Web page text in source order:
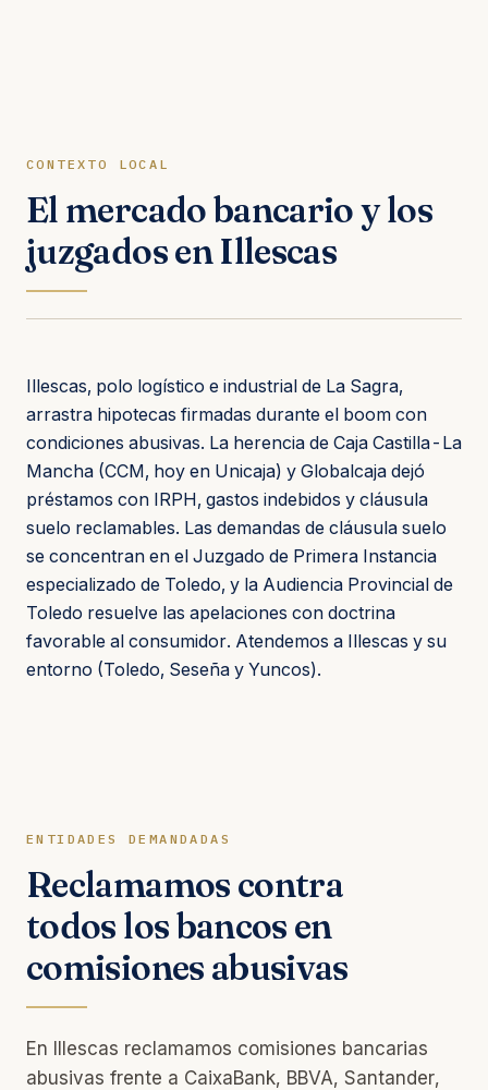
CONTEXTO LOCAL
El mercado bancario y los
juzgados en Illescas
Illescas, polo logístico e industrial de La Sagra,
arrastra hipotecas firmadas durante el boom con
condiciones abusivas. La herencia de Caja Castilla-La
Mancha (CCM, hoy en Unicaja) y Globalcaja dejó
préstamos con IRPH, gastos indebidos y cláusula
suelo reclamables. Las demandas de cláusula suelo
se concentran en el Juzgado de Primera Instancia
especializado de Toledo, y la Audiencia Provincial de
Toledo resuelve las apelaciones con doctrina
favorable al consumidor. Atendemos a Illescas y su
entorno (Toledo, Seseña y Yuncos).
ENTIDADES DEMANDADAS
Reclamamos contra
todos los bancos en
comisiones abusivas
En Illescas reclamamos comisiones bancarias
abusivas frente a CaixaBank, BBVA, Santander,